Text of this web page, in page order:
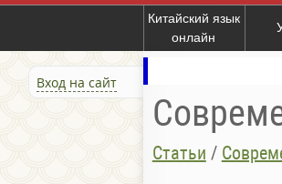
Китайский язык
онлайн
Вход на сайт
Статьи /